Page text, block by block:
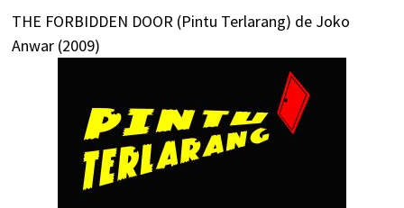
THE FORBIDDEN DOOR (Pintu Terlarang) de Joko
Anwar (2009)